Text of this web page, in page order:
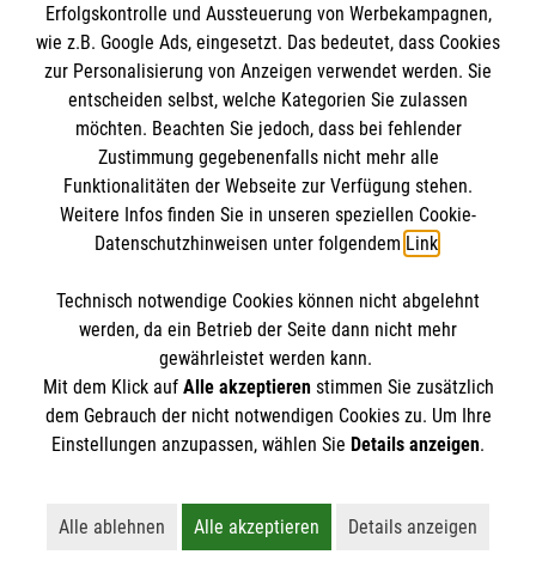
8 Erste-Hilfe-Mythen
Rund um das Thema Erste Hilfe kursieren viele
Mythen. Was stimmt? Was ist überholt? Wir
klären auf.
Erfolgskontrolle und Aussteuerung von Werbekampagnen,
wie z.B. Google Ads, eingesetzt. Das bedeutet, dass Cookies
zur Personalisierung von Anzeigen verwendet werden. Sie
entscheiden selbst, welche Kategorien Sie zulassen
möchten. Beachten Sie jedoch, dass bei fehlender
Zustimmung gegebenenfalls nicht mehr alle
Funktionalitäten der Webseite zur Verfügung stehen.
Weitere Infos finden Sie in unseren speziellen Cookie-
Datenschutzhinweisen unter folgendem Link.
Technisch notwendige Cookies können nicht abgelehnt
werden, da ein Betrieb der Seite dann nicht mehr
gewährleistet werden kann.
Mit dem Klick auf Alle akzeptierenstimmen Sie zusätzlich
dem Gebrauch der nicht notwendigen Cookies zu. Um Ihre
Einstellungen anzupassen, wählen Sie Details anzeigen.
Alle ablehnen
Lehnt alle nicht-essentiellen Cookies ab
Alle akzeptieren
Akzeptiert alle Cookies
Details anzeigen